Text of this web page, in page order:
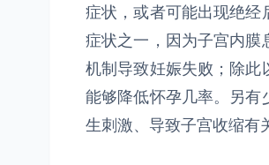
症状，或者可能出现绝经
症状之一，因为子宫内膜
机制导致妊娠失败；除此
能够降低怀孕几率。另有
生刺激、导致子宫收缩有